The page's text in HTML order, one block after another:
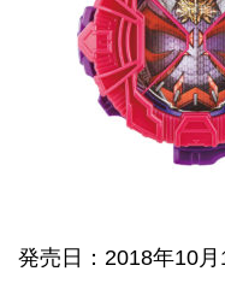
発売日 ：2018年10月